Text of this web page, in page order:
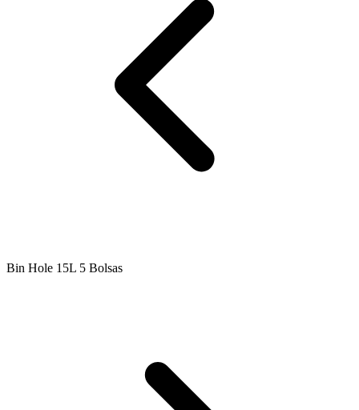
Bin Hole 15L 5 Bolsas